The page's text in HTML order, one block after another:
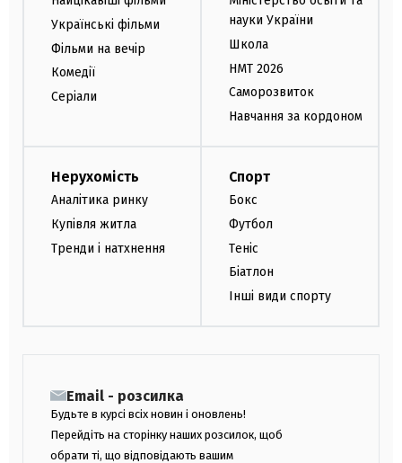
Українські фільми
Фільми на вечір
Комедії
Серіали
науки України
Школа
НМТ 2026
Саморозвиток
Навчання за кордоном
Нерухомість
Аналітика ринку
Купівля житла
Тренди і натхнення
Спорт
Бокс
Футбол
Теніс
Біатлон
Інші види спорту
Email - розсилка
Будьте в курсі всіх новин і оновлень!
Перейдіть на сторінку наших розсилок, щоб
обрати ті, що відповідають вашим